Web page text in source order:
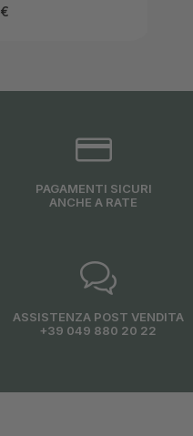
€
PAGAMENTI SICURI
ANCHE A RATE
ASSISTENZA POST VENDITA
+39 049 880 20 22